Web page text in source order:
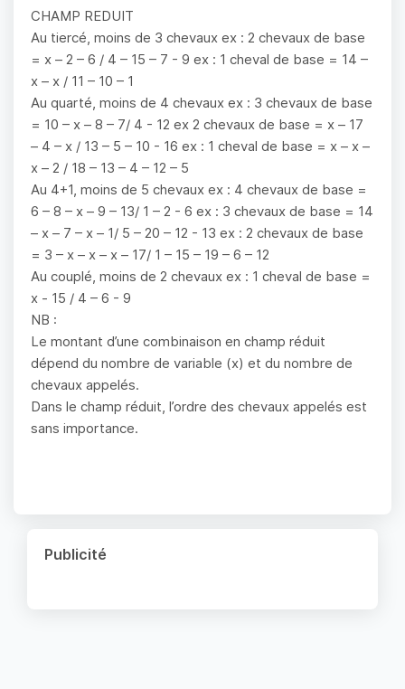
CHAMP REDUIT
Au tiercé, moins de 3 chevaux ex : 2 chevaux de base
= x – 2 – 6 / 4 – 15 – 7 - 9 ex : 1 cheval de base = 14 –
x – x / 11 – 10 – 1
Au quarté, moins de 4 chevaux ex : 3 chevaux de base
= 10 – x – 8 – 7/ 4 - 12 ex 2 chevaux de base = x – 17
– 4 – x / 13 – 5 – 10 - 16 ex : 1 cheval de base = x – x –
x – 2 / 18 – 13 – 4 – 12 – 5
Au 4+1, moins de 5 chevaux ex : 4 chevaux de base =
6 – 8 – x – 9 – 13/ 1 – 2 - 6 ex : 3 chevaux de base = 14
– x – 7 – x – 1/ 5 – 20 – 12 - 13 ex : 2 chevaux de base
= 3 – x – x – x – 17/ 1 – 15 – 19 – 6 – 12
Au couplé, moins de 2 chevaux ex : 1 cheval de base =
x - 15 / 4 – 6 - 9
NB :
Le montant d’une combinaison en champ réduit
dépend du nombre de variable (x) et du nombre de
chevaux appelés.
Dans le champ réduit, l’ordre des chevaux appelés est
sans importance.
Publicité